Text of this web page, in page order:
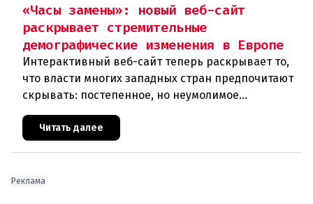
«Часы замены»: новый веб-сайт
раскрывает стремительные
демографические изменения в Европе
Интерактивный веб-сайт теперь раскрывает то,
что власти многих западных стран предпочитают
скрывать: постепенное, но неумолимое
сокращение численности населения
европейского происхождения. «Часы замен
Читать далее
Реклама